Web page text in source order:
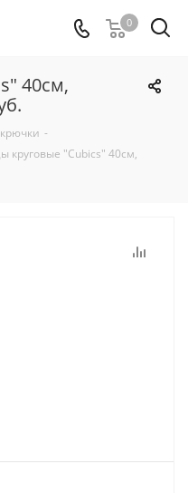
0
40см,
-
круговые "Cubics" 40см,